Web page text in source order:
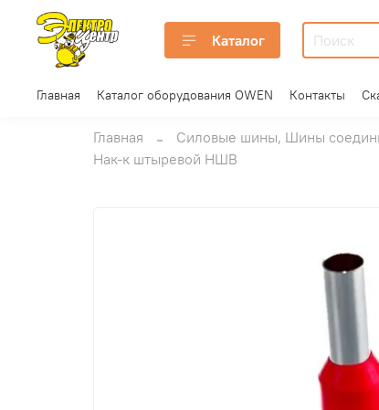
Каталог
Главная Каталог оборудования OWEN Контакты
Главная Силовые шины, Шины
Нак-к штыревой НШВ